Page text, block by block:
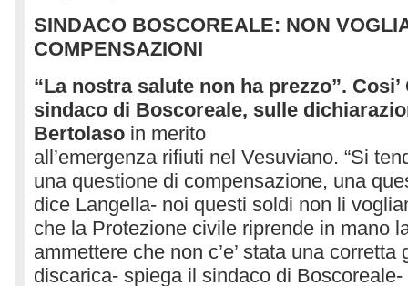
SINDACO BOSCOREALE: NON
COMPENSAZIONI
“La nostra salute non ha prezzo”.
sindaco di Boscoreale, sulle
Bertolaso in merito
all’emergenza rifiuti nel Vesuviano. “Si
una questione di compensazione, una
dice Langella- noi questi soldi non li
che la Protezione civile riprende in mano
ammettere che non c’e’ stata una
discarica- spiega il sindaco di Boscoreale-